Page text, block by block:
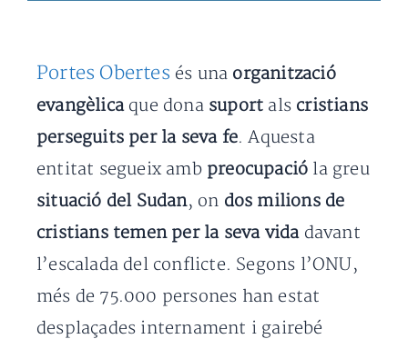
Portes Obertes és una organització
evangèlicaque dona suport als cristians
perseguits per la seva fe. Aquesta
entitat segueix amb preocupació la greu
situació del Sudan, on dos milions de
cristians temen per la seva vidadavant
l’escalada del conflicte. Segons l’ONU,
més de 75.000 persones han estat
desplaçades internament i gairebé